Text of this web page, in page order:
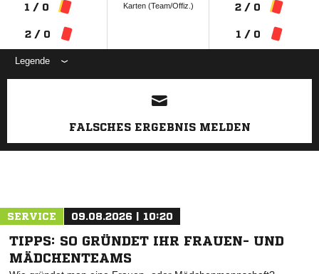
1 / 0
2 / 0
Karten (Team/Offiz.) 2 / 0
1 / 0
Legende
ANZEIGE
FALSCHES ERGEBNIS MELDEN
SERVICE 09.08.2026 | 10:20
TIPPS: SO GRÜNDET IHR FRAUEN- UND
MÄDCHENTEAMS